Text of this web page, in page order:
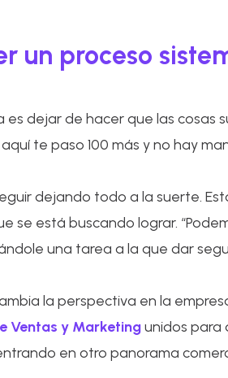
un proceso
es dejar de hacer que las
te paso 100 más y no hay
dejando todo a la suerte.
se está buscando lograr.
una tarea a la que dar
la perspectiva en la
Ventas y Marketingunidos para
en otro panorama